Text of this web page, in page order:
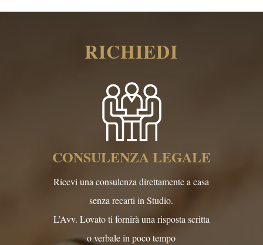
RICHIEDI
CONSULENZA LEGALE
Ricevi una consulenza direttamente a casa
senza recarti in Studio.
L’Avv. Lovato ti fornirà una risposta scritta
o verbale in poco tempo